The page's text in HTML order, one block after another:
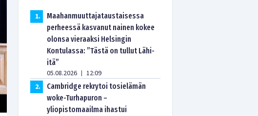
1.
Maahanmuuttajataustaisessa
perheessä kasvanut nainen kokee
olonsa vieraaksi Helsingin
Kontulassa: ”Tästä on tullut Lähi-
itä”
05.08.2026 | 12:09
2.
Cambridge rekrytoi tosielämän
woke-Turhapuron –
yliopistomaailma ihastui